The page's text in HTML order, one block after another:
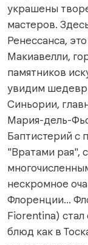
украшены
мастеров.
Ренессанса,
Макиавелли,
памятников
увидим
Синьории,
Мария-дель-
Баптистерий с
"Вратами рая",
нескромное
Флоренции...
Fiorentina)
блюд как в